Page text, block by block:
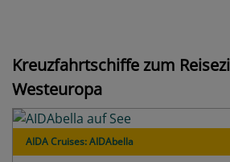
Kreuzfahrtschiffe zum
Westeuropa
AIDA Cruises: AIDAbella